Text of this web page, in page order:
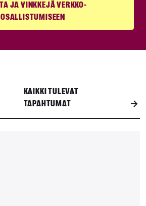
JA VINKKEJÄ VERKKO-
OSALLISTUMISEEN
KAIKKI TULEVAT
TAPAHTUMAT